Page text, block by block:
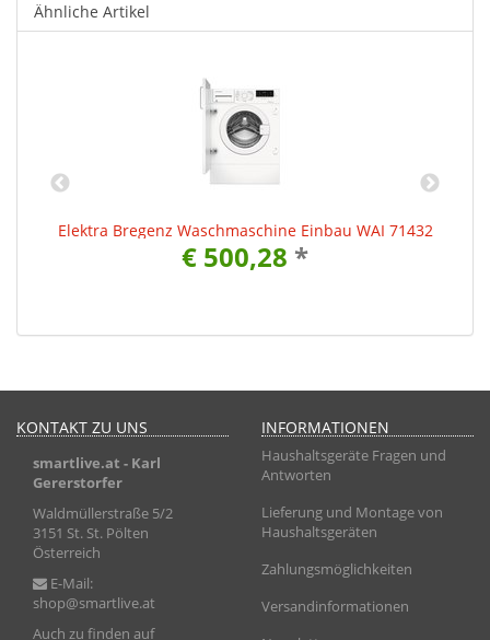
Ähnliche Artikel
Elektra Bregenz Waschmaschine Einbau WAI 71432
€ 500,28 *
KONTAKT ZU UNS
smartlive.at - Karl
Gererstorfer
Waldmüllerstraße 5/2
3151 St. St. Pölten
Österreich
E-Mail:
shop@smartlive.at
Auch zu finden auf
INFORMATIONEN
Haushaltsgeräte Fragen und
Antworten
Lieferung und Montage von
Haushaltsgeräten
Zahlungsmöglichkeiten
Versandinformationen